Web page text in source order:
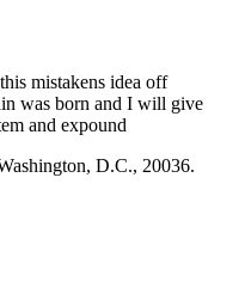
mistakens idea off
was born and I will give
and expound
D.C., 20036.